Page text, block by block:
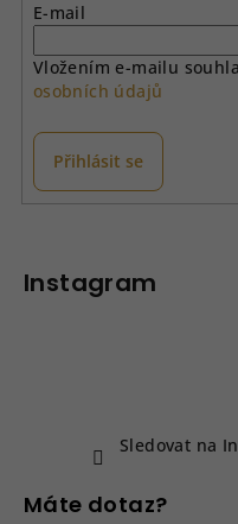
E-mail
Vložením e-mailu
osobních údajů
Přihlásit se
Instagram
Sledovat na
Máte dotaz?